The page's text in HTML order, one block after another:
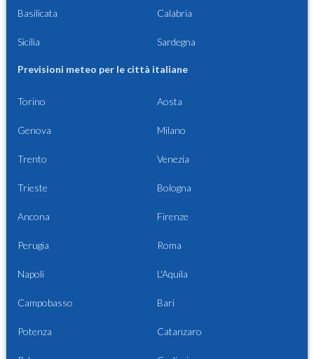
Basilicata Calabria
Sicilia Sardegna
Previsioni meteo per le città italiane
Torino Aosta
Genova Milano
Trento Venezia
Trieste Bologna
Ancona Firenze
Perugia Roma
Napoli L'Aquila
Campobasso Bari
Potenza Catanzaro